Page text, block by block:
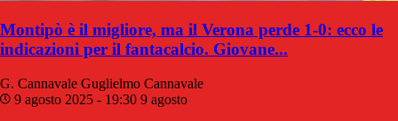
Montipò è il migliore, ma il Verona perde 1-0: ecco le
indicazioni per il fantacalcio. Giovane...
G. Cannavale Guglielmo Cannavale
9 agosto 2025 - 19:30 9 agosto